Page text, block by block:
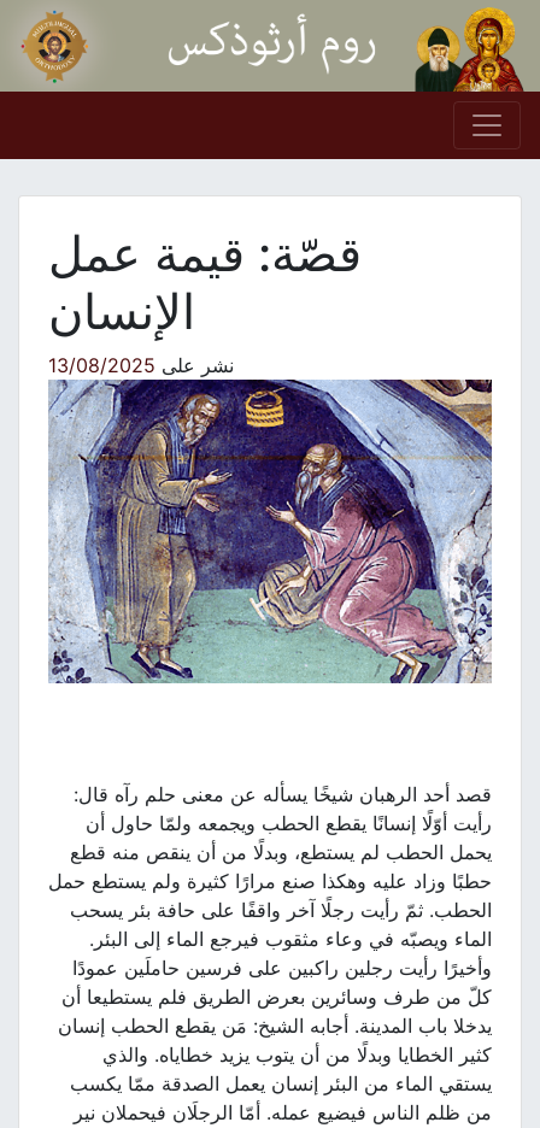
Skip to content
Main Navigation
قصّة: قيمة عمل
الإنسان
نشر على13/08/2025
قصد أحد الرهبان شيخًا يسأله عن معنى حلم رآه قال:
رأيت أوّلًا إنسانًا يقطع الحطب ويجمعه ولمّا حاول أن
يحمل الحطب لم يستطع، وبدلًا من أن ينقص منه قطع
حطبًا وزاد عليه وهكذا صنع مرارًا كثيرة ولم يستطع حمل
الحطب. ثمّ رأيت رجلًا آخر واقفًا على حافة بئر يسحب
الماء ويصبّه في وعاء مثقوب فيرجع الماء إلى البئر.
وأخيرًا رأيت رجلين راكبين على فرسين حاملَين عمودًا
كلّ من طرف وسائرين بعرض الطريق فلم يستطيعا أن
يدخلا باب المدينة. أجابه الشيخ: مَن يقطع الحطب إنسان
كثير الخطايا وبدلًا من أن يتوب يزيد خطاياه. والذي
يستقي الماء من البئر إنسان يعمل الصدقة ممّا يكسب
من ظلم الناس فيضيع عمله. أمّا الرجلَان فيحملان نير